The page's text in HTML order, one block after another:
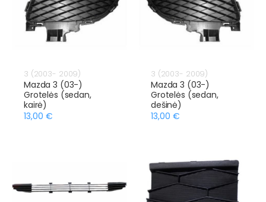
3 (2003- 2009)
Mazda 3 (03-)
Grotelės (sedan,
kairė)
13,00 €
3 (2003- 2009)
Mazda 3 (03-)
Grotelės (sedan,
dešinė)
13,00 €